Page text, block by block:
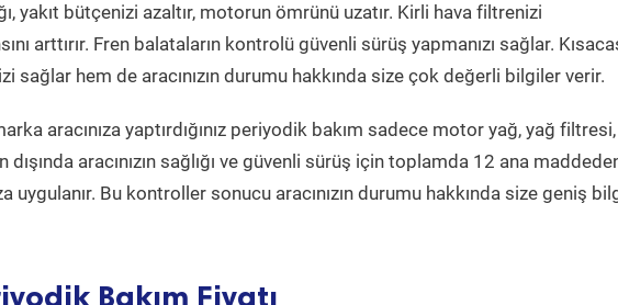
yakıt bütçenizi azaltır, motorun ömrünü uzatır. Kirli hava filtrenizi
arttırır. Fren balataların kontrolü güvenli sürüş yapmanızı sağlar.
sağlar hem de aracınızın durumu hakkında size çok değerli bilgiler verir.
aracınıza yaptırdığınız periyodik bakım sadece motor yağ, yağ
aracınızın sağlığı ve güvenli sürüş için toplamda 12 ana
uygulanır. Bu kontroller sonucu aracınızın durumu hakkında size geniş
Bakım Fiyatı